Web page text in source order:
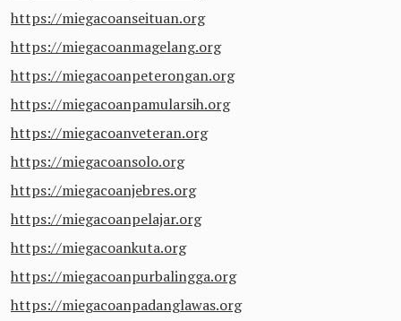
https://miegacoanseituan.org
https://miegacoanmagelang.org
https://miegacoanpeterongan.org
https://miegacoanpamularsih.org
https://miegacoanveteran.org
https://miegacoansolo.org
https://miegacoanjebres.org
https://miegacoanpelajar.org
https://miegacoankuta.org
https://miegacoanpurbalingga.org
https://miegacoanpadanglawas.org